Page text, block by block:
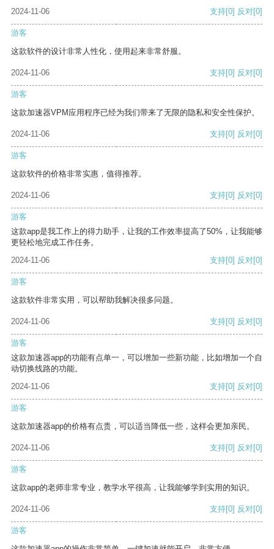
2024-11-06 支持[0] 反对[0]
游客
这款软件的设计非常人性化，使用起来非常舒服。
2024-11-06 支持[0] 反对[0]
游客
这款加速器VPM应用程序已经为我们带来了无限的隐私和安全性保护。
2024-11-06 支持[0] 反对[0]
游客
这款软件的价格非常实惠，值得推荐。
2024-11-06 支持[0] 反对[0]
游客
这款app是我工作上的得力助手，让我的工作效率提高了50%，让我能够
更轻松地完成工作任务。
2024-11-06
支持[0] 反对[0]
游客
这款软件非常实用，可以帮助我解决很多问题。
2024-11-06 支持[0] 反对[0]
游客
这款加速器app的功能有点单一，可以增加一些新功能，比如增加一个自
动切换线路的功能。
2024-11-06
支持[0] 反对[0]
游客
这款加速器app的价格有点贵，可以适当降低一些，这样会更加亲民。
2024-11-06 支持[0] 反对[0]
游客
这款app的老师非常专业，教学水平很高，让我能够学到实用的知识。
2024-11-06 支持[0] 反对[0]
游客